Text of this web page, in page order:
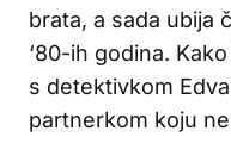
brata, a sada ubija
‘80-ih godina.
s detektivkom
partnerkom koju